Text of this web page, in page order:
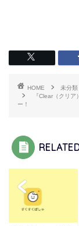
HOME
未分類
『Clear（クリ
ー！